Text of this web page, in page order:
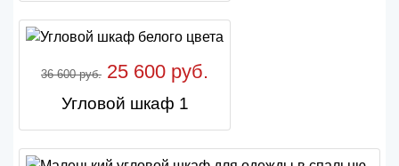
36 600 руб. 25 600 руб.
Угловой шкаф 1